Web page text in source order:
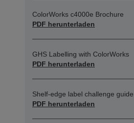
ColorWorks c4000e Brochure
PDF herunterladen
GHS Labelling with ColorWorks
PDF herunterladen
Shelf-edge label challenge guide
PDF herunterladen